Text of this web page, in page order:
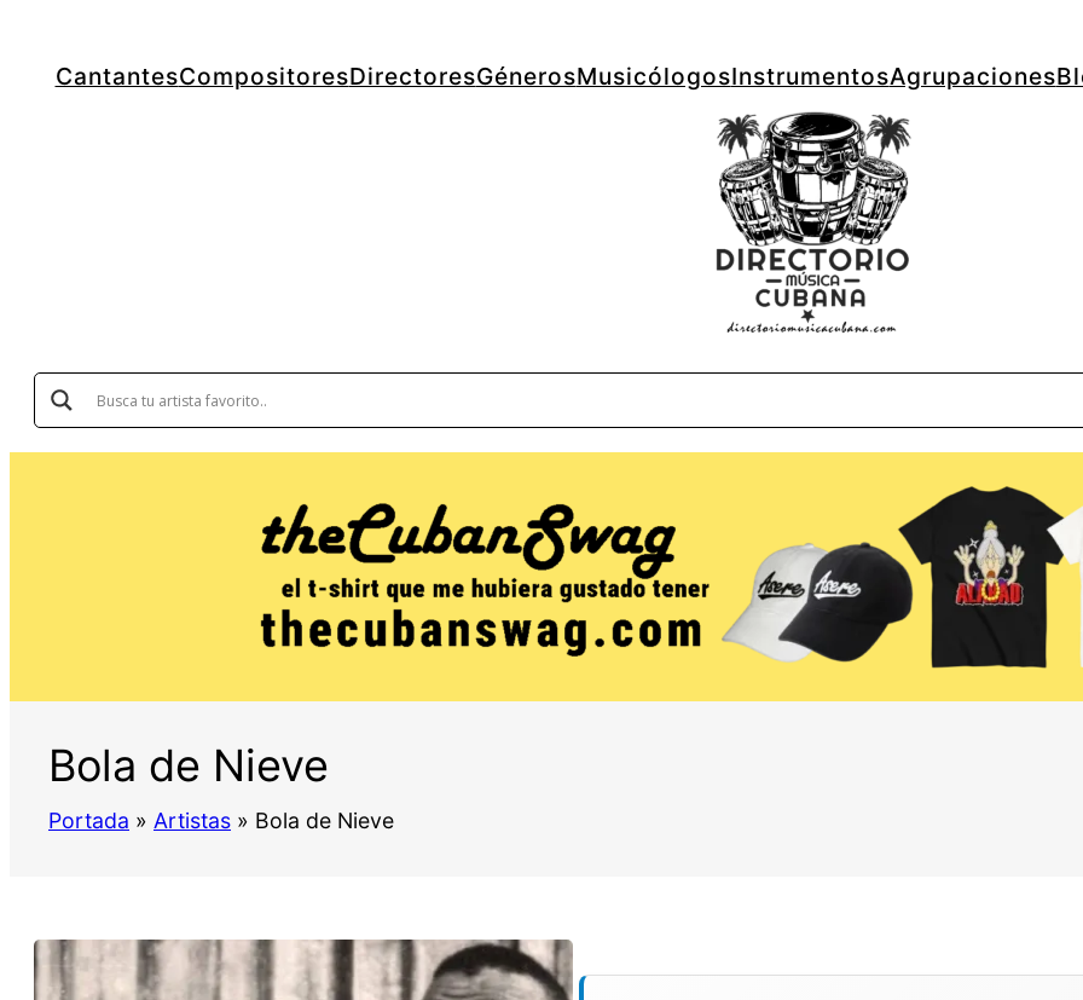
CantantesCompositoresDirectoresGénerosMusicólogosInstrumentosAgrupaciones
Bola de Nieve
Portada » Artistas » Bola de Nieve